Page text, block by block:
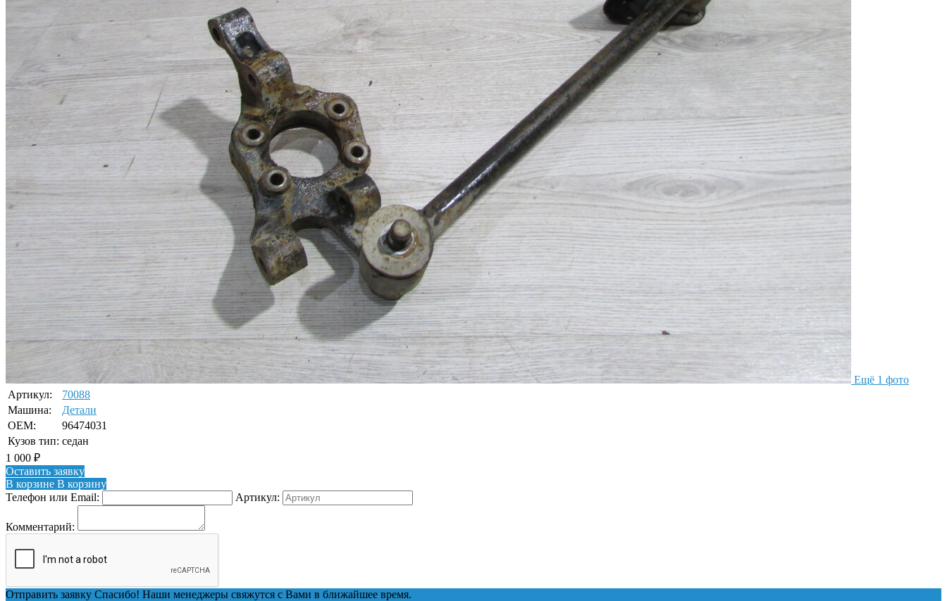
Ещё 1 фото
Артикул:
70088
Машина:
Детали
OEM:
96474031
Кузов тип: седан
1 000 ₽
Оставить заявку
В корзине В корзину
Телефон или Email:
Артикул:
Комментарий:
Отправить заявку Спасибо! Наши менеджеры свяжутся с Вами в ближайшее время.